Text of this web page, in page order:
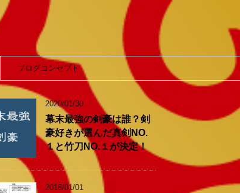
ブログコンセプト
2020/01/30
幕末最強の剣豪は誰？剣
豪好きが選んだ真剣NO.
１と竹刀NO.１が決定！
2018/01/01